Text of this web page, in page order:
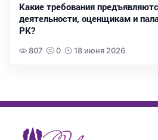
Какие требования
деятельности, оценщикам и
РК?
807 0 18 июня 2026